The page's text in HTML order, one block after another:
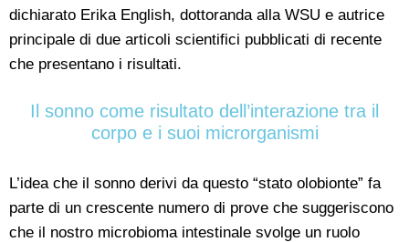
dichiarato Erika English, dottoranda alla WSU e autrice
principale di due articoli scientifici pubblicati di recente
che presentano i risultati.
Il sonno come risultato dell’interazione tra il
corpo e i suoi microrganismi
L’idea che il sonno derivi da questo “stato olobionte” fa
parte di un crescente numero di prove che suggeriscono
che il nostro microbioma intestinale svolge un ruolo